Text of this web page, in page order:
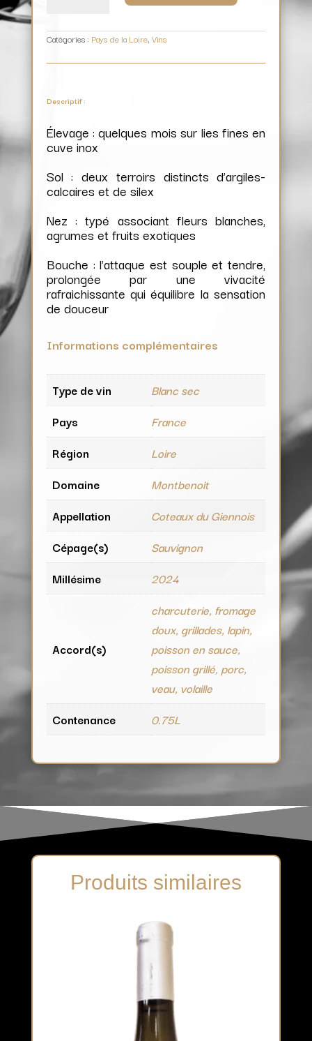
Catégories : Pays de la Loire, Vins
Descriptif :
Élevage : quelques mois sur lies fines en
cuve inox
Sol : deux terroirs distincts d’argiles-
calcaires et de silex
Nez : typé associant fleurs blanches,
agrumes et fruits exotiques
Bouche : l’attaque est souple et tendre,
prolongée par une vivacité
rafraichissante qui équilibre la sensation
de douceur
Informations complémentaires
Type de vin
Blanc sec
Pays
France
Région
Loire
Domaine
Montbenoit
Appellation
Coteaux du Giennois
Cépage(s)
Sauvignon
Millésime
2024
Accord(s)
charcuterie, fromage
doux, grillades, lapin,
poisson en sauce,
poisson grillé, porc,
veau, volaille
Contenance
0.75L
Produits similaires